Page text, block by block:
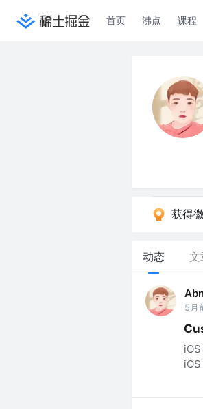
首页 沸点 课程
获得
动态 文
5月